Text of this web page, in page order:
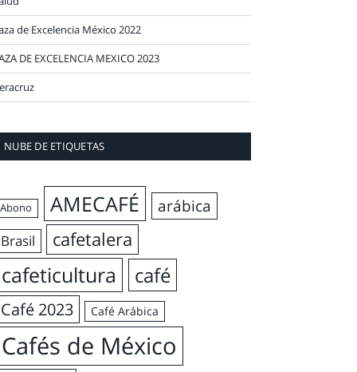
de Excelencia México 2022
DE EXCELENCIA MEXICO 2023
NUBE DE ETIQUETAS
Abono AMECAFÉ arábica
Brasil cafetalera
cafeticultura café
Café 2023 Café Arábica
Cafés de México